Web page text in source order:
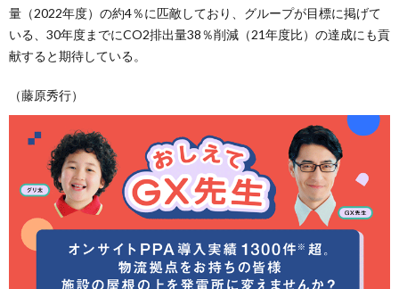
量（2022年度）の約4％に匹敵しており、グループが目標に掲げて
いる、30年度までにCO2排出量38％削減（21年度比）の達成にも貢
献すると期待している。
（藤原秀行）